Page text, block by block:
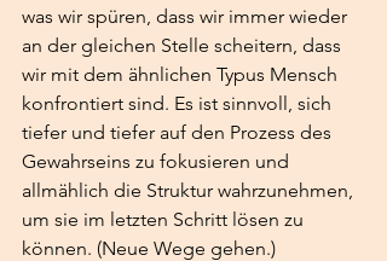
was wir spüren, dass wir immer wieder
an der gleichen Stelle scheitern, dass
wir mit dem ähnlichen Typus Mensch
konfrontiert sind. Es ist sinnvoll, sich
tiefer und tiefer auf den Prozess des
Gewahrseins zu fokusieren und
allmählich die Struktur wahrzunehmen,
um sie im letzten Schritt lösen zu
können. (Neue Wege gehen.)